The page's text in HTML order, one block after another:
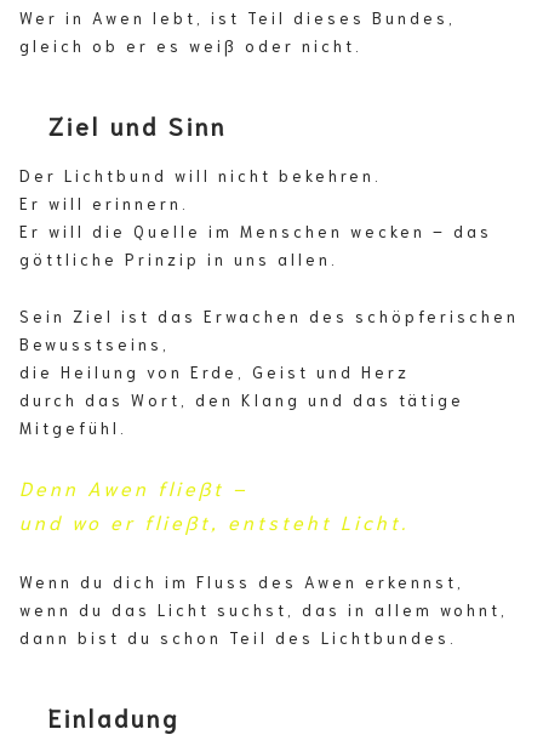
Wer in Awen lebt, ist Teil dieses Bundes,
gleich ob er es weiß oder nicht.
Ziel und Sinn
Der Lichtbund will nicht bekehren.
Er will erinnern.
Er will die Quelle im Menschen wecken – das
göttliche Prinzip in uns allen.
Sein Ziel ist das Erwachen des schöpferischen
Bewusstseins,
die Heilung von Erde, Geist und Herz
durch das Wort, den Klang und das tätige
Mitgefühl.
Denn Awen fließt –
und wo er fließt, entsteht Licht.
Wenn du dich im Fluss des Awen erkennst,
wenn du das Licht suchst, das in allem wohnt,
dann bist du schon Teil des Lichtbundes.
Einladung